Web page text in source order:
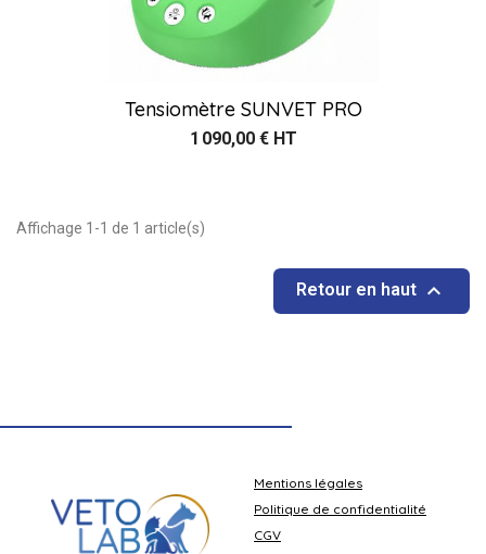
Tensiomètre SUNVET PRO
1 090,00 € HT
Affichage 1-1 de 1 article(s)
Retour en haut 
Mentions légales
Politique de confidentialité
CGV